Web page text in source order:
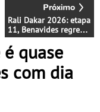
Rali Dakar 2026: etapa
11, Benavides regressa
à liderança e
Boaventura termina
etapa em 7.º
quase
com dia